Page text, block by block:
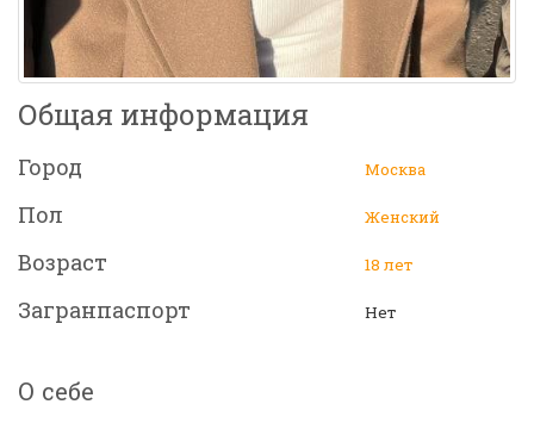
Общая информация
Город Москва
Пол Женский
Возраст 18 лет
Загранпаспорт Нет
О себе